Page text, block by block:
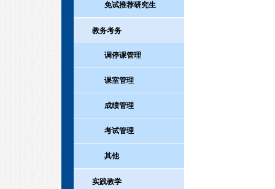
免试推荐研究生
教务考务
调停课管理
课室管理
成绩管理
考试管理
其他
实践教学